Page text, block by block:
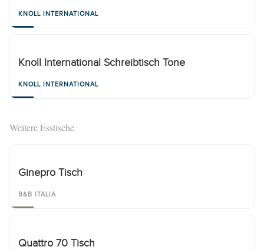
KNOLL INTERNATIONAL
Knoll International Schreibtisch Tone
KNOLL INTERNATIONAL
Weitere Esstische
Ginepro Tisch
B&B ITALIA
Quattro 70 Tisch